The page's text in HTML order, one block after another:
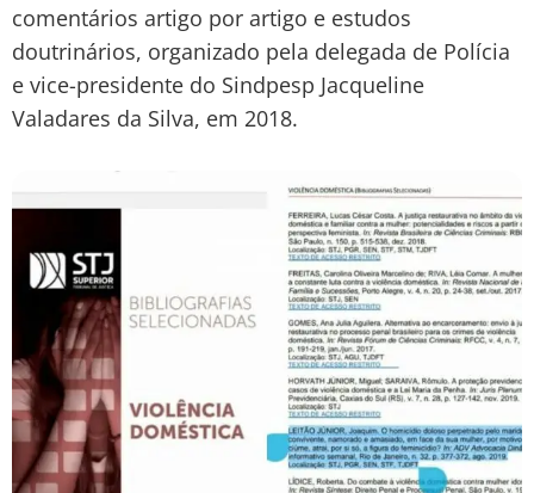
comentários artigo por artigo e estudos
doutrinários, organizado pela delegada de Polícia
e vice-presidente do Sindpesp Jacqueline
Valadares da Silva, em 2018.